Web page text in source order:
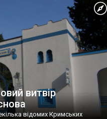
витвір
відомих Кримських